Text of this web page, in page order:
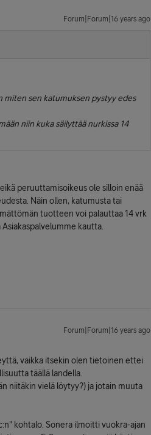
Forum|Forum|16 years ago
miten sen katumuksen pystyy edes
niin kuka säilyttää nurkissa 14
peruuttamisoikeus ole silloin enää
Näin ollen, katumusta tai
tuotteen voi palauttaa 14 vrk
kautta.
Forum|Forum|16 years ago
vaikka itsekin olen tietoinen ettei
täällä landella.
niitäkin vielä löytyy?) ja jotain muuta
kohtalo. Sonera ilmoitti vuokra-ajan